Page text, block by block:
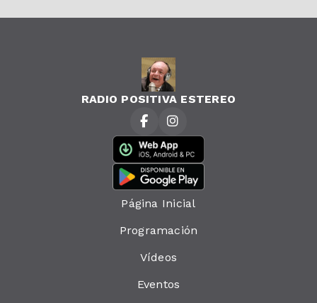
RADIO POSITIVA ESTEREO
Página Inicial
Programación
Vídeos
Eventos